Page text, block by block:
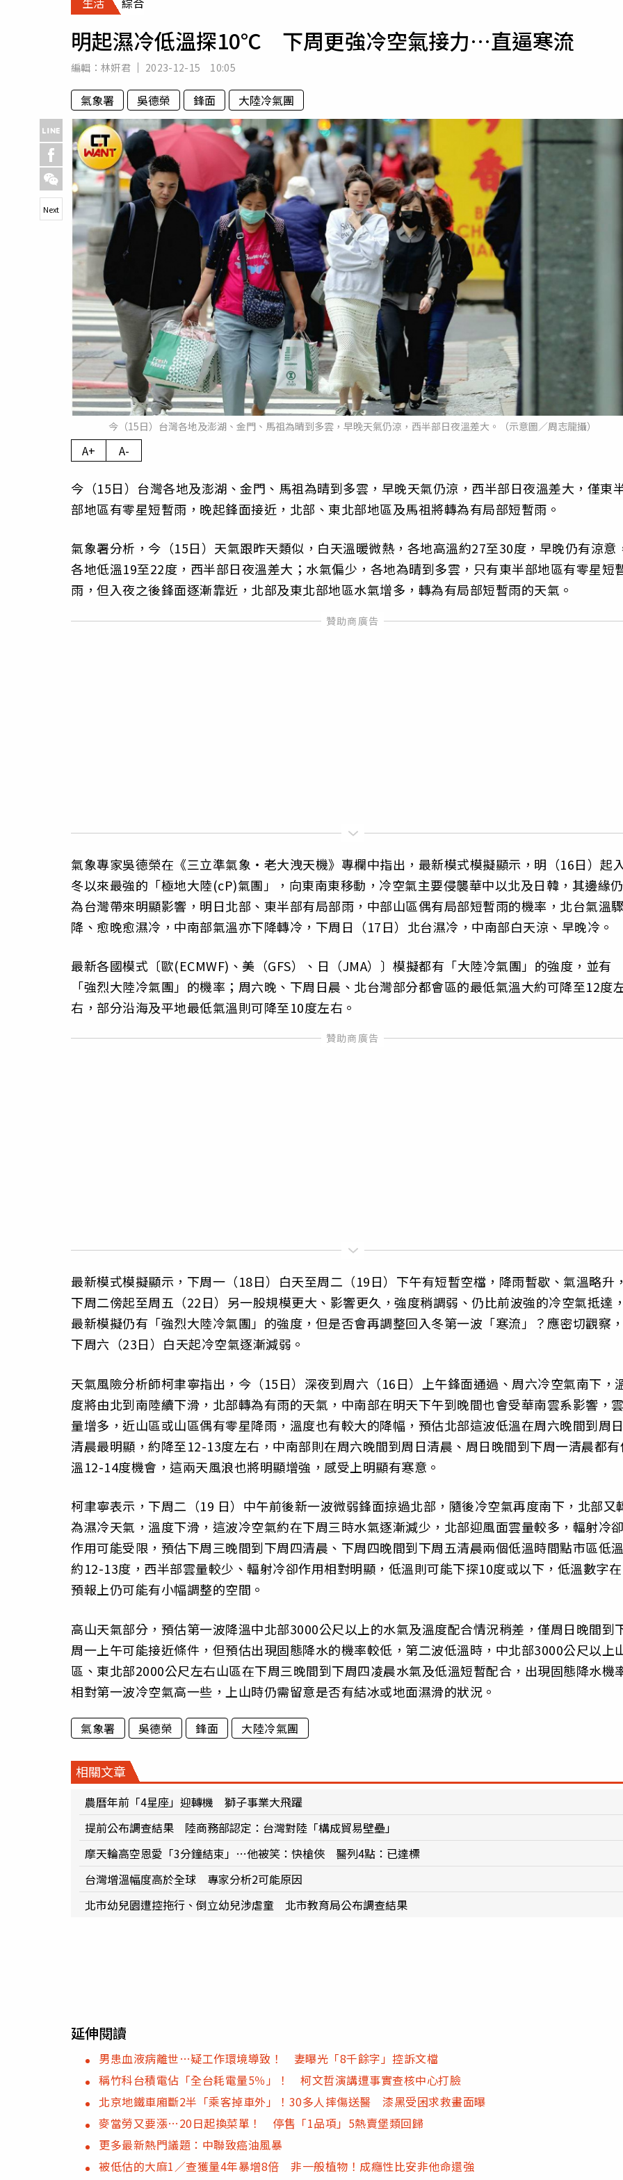
專欄
房產新勢力
運勢
明起濕冷低溫探10℃ 下周更強冷空氣接力…直逼寒流
編輯： 林姸君 2023-12-15 10:05
氣象署 吳德榮 鋒面 大陸冷氣團
今（15日）台灣各地及澎湖、金門、馬祖為晴到多雲，早晚天氣仍涼，西半部日夜溫差大。（示意圖／周志龍攝）
Next
A+ A-
今（15日）台灣各地及澎湖、金門、馬祖為晴到多雲，早晚天氣仍涼，西半部日夜溫差大，僅東
部地區有零星短暫雨，晚起鋒面接近，北部、東北部地區及馬祖將轉為有局部短暫雨。
氣象署分析，今（15日）天氣跟昨天類似，白天溫暖微熱，各地高溫約27至30度，早晚仍有涼意
各地低溫19至22度，西半部日夜溫差大；水氣偏少，各地為晴到多雲，只有東半部地區有零星短
雨，但入夜之後鋒面逐漸靠近，北部及東北部地區水氣增多，轉為有局部短暫雨的天氣。
氣象專家吳德榮在《三立準氣象‧老大洩天機》專欄中指出，最新模式模擬顯示，明（16日）起
冬以來最強的「極地大陸(cP)氣團」，向東南東移動，冷空氣主要侵襲華中以北及日韓，其邊緣仍
為台灣帶來明顯影響，明日北部、東半部有局部雨，中部山區偶有局部短暫雨的機率，北台氣溫
降、愈晚愈濕冷，中南部氣溫亦下降轉冷，下周日（17日）北台濕冷，中南部白天涼、早晚冷。
最新各國模式〔歐(ECMWF)、美（GFS）、日（JMA）〕模擬都有「大陸冷氣團」的強度，並有
「強烈大陸冷氣團」的機率；周六晚、下周日晨、北台灣部分都會區的最低氣溫大約可降至12度
右，部分沿海及平地最低氣溫則可降至10度左右。
最新模式模擬顯示，下周一（18日）白天至周二（19日）下午有短暫空檔，降雨暫歇、氣溫略升
下周二傍起至周五（22日）另一股規模更大、影響更久，強度稍調弱、仍比前波強的冷空氣抵達
最新模擬仍有「強烈大陸冷氣團」的強度，但是否會再調整回入冬第一波「寒流」？應密切觀察
下周六（23日）白天起冷空氣逐漸減弱。
天氣風險分析師柯聿寧指出，今（15日）深夜到周六（16日）上午鋒面通過、周六冷空氣南下，
度將由北到南陸續下滑，北部轉為有雨的天氣，中南部在明天下午到晚間也會受華南雲系影響，
量增多，近山區或山區偶有零星降雨，溫度也有較大的降幅，預估北部這波低溫在周六晚間到周
清晨最明顯，約降至12-13度左右，中南部則在周六晚間到周日清晨、周日晚間到下周一清晨都
溫12-14度機會，這兩天風浪也將明顯增強，感受上明顯有寒意。
柯聿寧表示，下周二（19 日）中午前後新一波微弱鋒面掠過北部，隨後冷空氣再度南下，北部又
為濕冷天氣，溫度下滑，這波冷空氣約在下周三時水氣逐漸減少，北部迎風面雲量較多，輻射冷
作用可能受限，預估下周三晚間到下周四清晨、下周四晚間到下周五清晨兩個低溫時間點市區低
約12-13度，西半部雲量較少、輻射冷卻作用相對明顯，低溫則可能下探10度或以下，低溫數字在
預報上仍可能有小幅調整的空間。
高山天氣部分，預估第一波降溫中北部3000公尺以上的水氣及溫度配合情況稍差，僅周日晚間到
周一上午可能接近條件，但預估出現固態降水的機率較低，第二波低溫時，中北部3000公尺以上
區、東北部2000公尺左右山區在下周三晚間到下周四凌晨水氣及低溫短暫配合，出現固態降水機
相對第一波冷空氣高一些，上山時仍需留意是否有結冰或地面濕滑的狀況。
氣象署 吳德榮 鋒面 大陸冷氣團
相關文章
農曆年前「4星座」迎轉機 獅子事業大飛躍
提前公布調查結果 陸商務部認定：台灣對陸「構成貿易壁壘」
摩天輪高空恩愛「3分鐘結束」…他被笑：快槍俠 醫列4點：已達標
台灣增溫幅度高於全球 專家分析2可能原因
北市幼兒園遭控拖行、倒立幼兒涉虐童 北市教育局公布調查結果
延伸閱讀
男患血液病離世…疑工作環境導致！ 妻曝光「8千餘字」控訴文檔
稱竹科台積電佔「全台耗電量5％」！ 柯文哲演講遭事實查核中心打臉
北京地鐵車廂斷2半「乘客掉車外」！30多人摔傷送醫 漆黑受困求救畫面曝
麥當勞又要漲…20日起換菜單！ 停售「1品項」5熱賣堡類回歸
更多最新熱門議題：中聯致癌油風暴
被低估的大麻1／查獲量4年暴增8倍 非一般植物！成癮性比安非他命還強